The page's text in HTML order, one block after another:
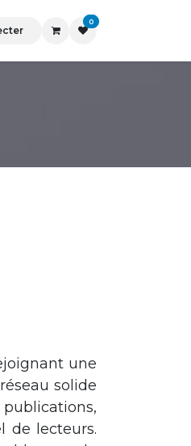
0
une
solide
publications,
de lecteurs.